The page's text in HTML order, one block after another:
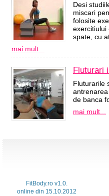
Desi
miscari
folosite
exercitiului
spate, cu
mai mult...
Fluturari
Fluturarile
de banca
mai mult...
FitBody.ro v1.0.
online din 15.10.2012